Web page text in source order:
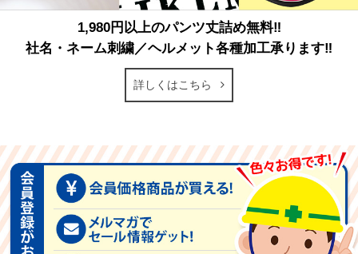
1,980円以上のパンツ丈詰め無料‼
社名・ネーム刺繍／ヘルメット各種加工承ります‼
詳しくはこちら